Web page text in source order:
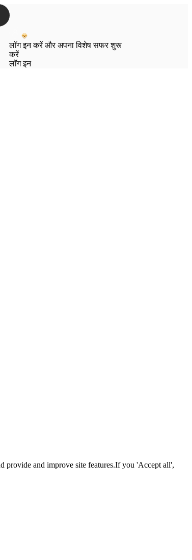
लॉग इन करें और अपना विशेष सफर शुरू
करें
लॉग इन
provide and improve site features.If you 'Accept all',